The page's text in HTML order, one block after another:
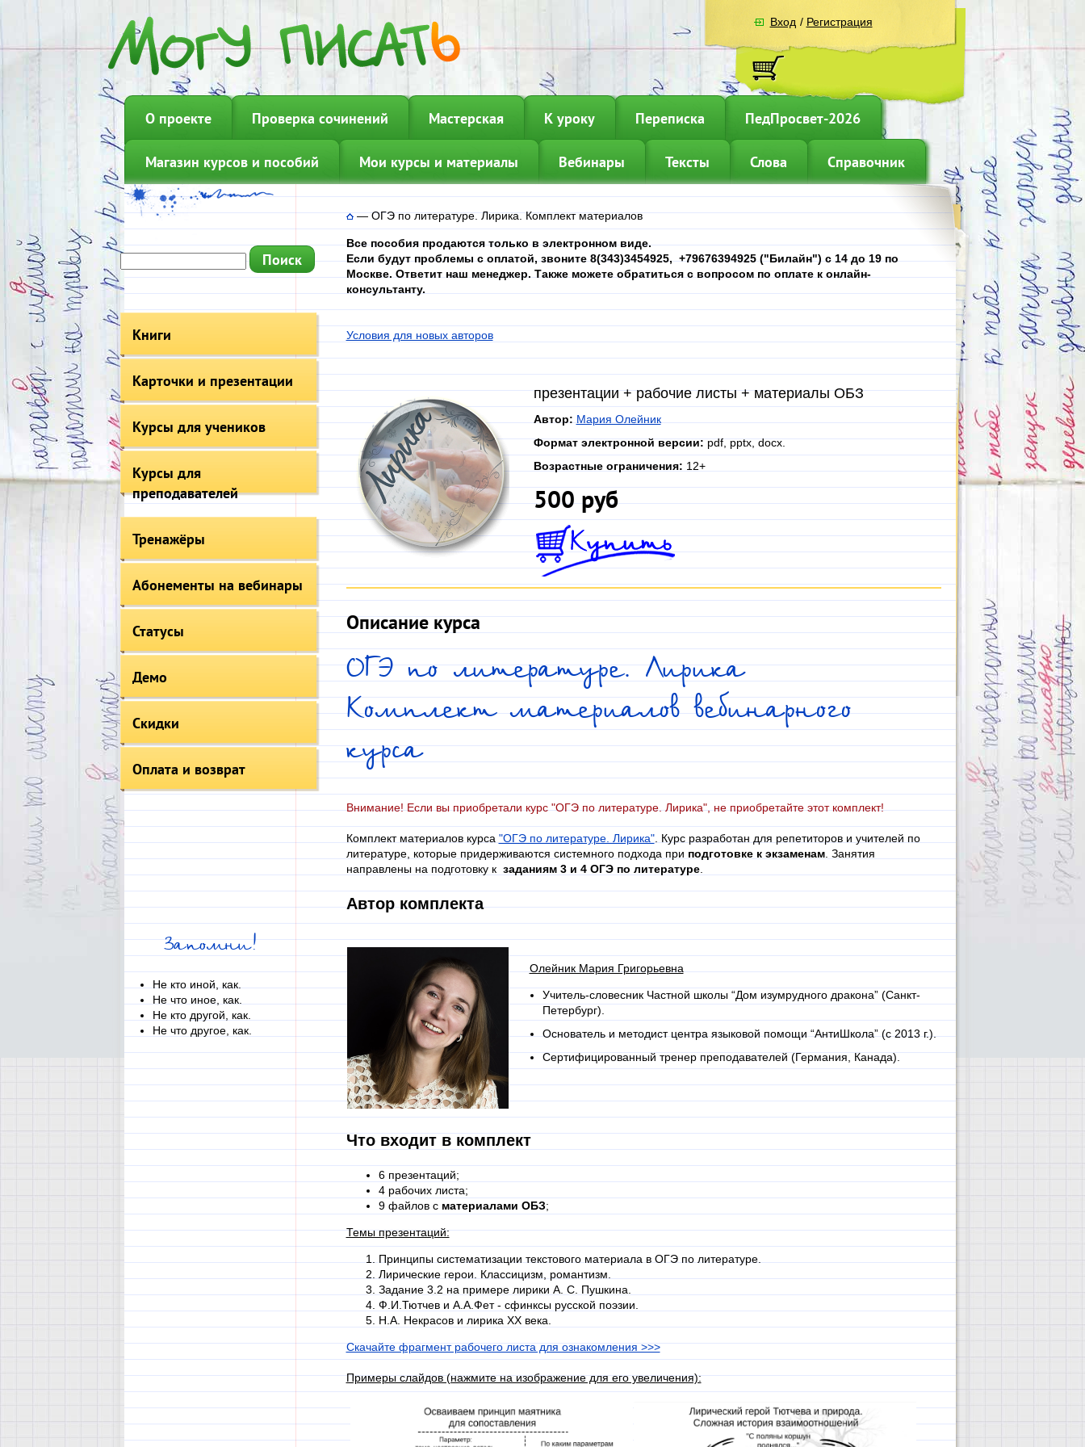
Вход / Регистрация
О проекте Проверка сочинений Мастерская К уроку Переписка ПедПросвет-2026
Магазин курсов и пособий Мои курсы и материалы Вебинары Тексты Слова Справочник
Книги
Карточки и презентации
Курсы для учеников
Курсы для
преподавателей
Тренажёры
Абонементы на вебинары
Статусы
Демо
Скидки
Оплата и возврат
Запомни!
Не кто иной, как.
Не что иное, как.
Не кто другой, как.
Не что другое, как.
—ОГЭ по литературе. Лирика. Комплект материалов
Все пособия продаются только в электронном виде.
Если будут проблемы с оплатой, звоните 8(343)3454925, +79676394925 ("Билайн") с 14 до 19 по
Москве. Ответит наш менеджер. Также можете обратиться с вопросом по оплате к онлайн-
консультанту.
Условия для новых авторов
презентации + рабочие листы + материалы ОБЗ
Автор: Мария Олейник
Формат электронной версии: pdf, pptx, docx.
Возрастные ограничения: 12+
500 руб
Описание курса
ОГЭ по литературе. Лирика
Комплект материалов вебинарного
курса
Внимание! Если вы приобретали курс "ОГЭ по литературе. Лирика", не приобретайте этот комплект!
Комплект материалов курса "ОГЭ по литературе. Лирика". Курс разработан для репетиторов и учителей по
литературе, которые придерживаются системного подхода при подготовке к экзаменам. Занятия
направлены на подготовку к заданиям 3и 4 ОГЭ по литературе.
Автор комплекта
Олейник Мария Григорьевна
Учитель-словесник Частной школы “Дом изумрудного дракона” (Санкт-
Петербург).
Основатель и методист центра языковой помощи “АнтиШкола” (с 2013 г.).
Сертифицированный тренер преподавателей (Германия, Канада).
Что входит в комплект
6 презентаций;
4 рабочих листа;
9 файлов с материалами ОБЗ;
Темы презентаций:
Принципы систематизации текстового материала в ОГЭ по литературе.
Лирические герои. Классицизм, романтизм.
Задание 3.2 на примере лирики А. С. Пушкина.
Ф.И.Тютчев и А.А.Фет - сфинксы русской поэзии.
Н.А. Некрасов и лирика ХХ века.
Скачайте фрагмент рабочего листа для ознакомления >>>
Примеры слайдов (нажмите на изображение для его увеличения):